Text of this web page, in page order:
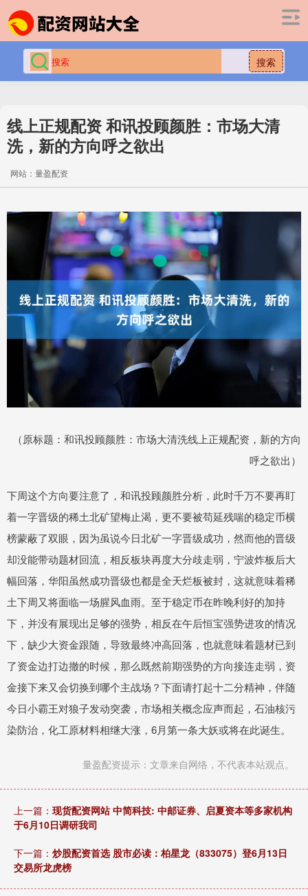
搜索
线上正规配资 和讯投顾颜胜：市场大清
洗，新的方向呼之欲出
网站：量盈配资
（原标题：和讯投顾颜胜：市场大清洗线上正规配资，新的方向
呼之欲出）
下周这个方向要注意了，和讯投顾颜胜分析，此时千万不要再盯
着一字晋级的稀土北矿望梅止渴，更不要被苟延残喘的稳定币横
榜蒙蔽了双眼，因为虽说今日北矿一字晋级成功，然而他的晋级
却没能带动题材回流，相反板块再度大分歧走弱，宁波炸板后大
幅回落，华阳虽然成功晋级也都是全天烂板被封，这就意味着稀
土下周又将面临一场腥风血雨。至于稳定币在昨晚利好的加持
下，并没有展现出足够的强势，相反在午后恒宝强势进攻的情况
下，缺少大资金跟随，导致最终冲高回落，也就意味着题材已到
了资金边打边撤的时候，那么既然前期强势的方向接连走弱，资
金接下来又会切换到哪个主战场？下面请打起十二分精神，伴随
今日小霸王对狼子发动突袭，市场相关概念应声而起，石油核污
染防治，化工原材料相继大涨，6月第一条大妖或将在此诞生。
量盈配资提示：文章来自网络，不代表本站观点。
上一篇： 现货配资网站 中简科技: 中邮证券、启夏资本等多家机构
于6月10日调研我司
下一篇： 炒股配资首选 股市必读：柏星龙（833075）登6月13日
交易所龙虎榜